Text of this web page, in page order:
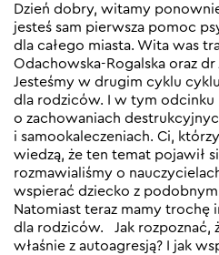
Dzień dobry, witamy
jesteś sam pierwsza pomoc
dla całego miasta. Wita was
Odachowska-Rogalska oraz dr
Jesteśmy w drugim cyklu
dla rodziców. I w tym
o zachowaniach
i samookaleczeniach. Ci,
wiedzą, że ten temat pojawił
rozmawialiśmy o
wspierać dziecko z
Natomiast teraz mamy trochę
dla rodziców. Jak rozpoznać,
właśnie z autoagresją? I jak